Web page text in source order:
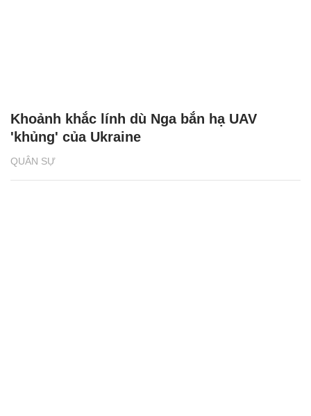
QUÂN SỰ
Khoảnh khắc lính dù Nga bắn hạ UAV
'khủng' của Ukraine